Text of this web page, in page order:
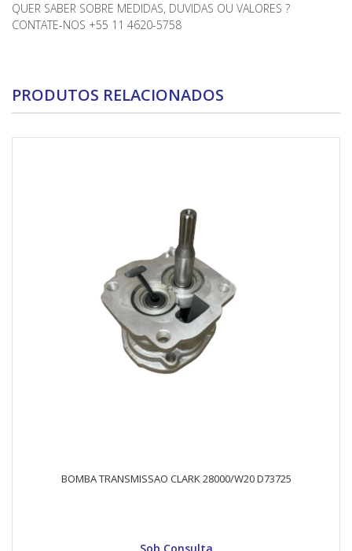
QUER SABER SOBRE MEDIDAS, DUVIDAS OU VALORES ?
CONTATE-NOS +55 11 4620-5758
PRODUTOS RELACIONADOS
BOMBA TRANSMISSAO CLARK 28000/W20 D73725